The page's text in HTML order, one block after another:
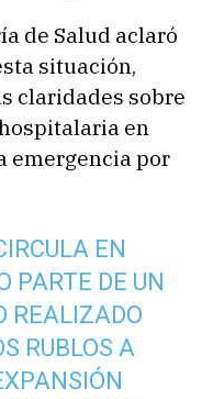
de Salud aclaró
situación,
claridades sobre
en
emergencia por
EN
PARTE DE UN
REALIZADO
RUBLOS A